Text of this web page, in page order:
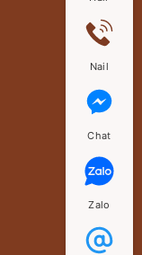
Nail
Chat
Zalo